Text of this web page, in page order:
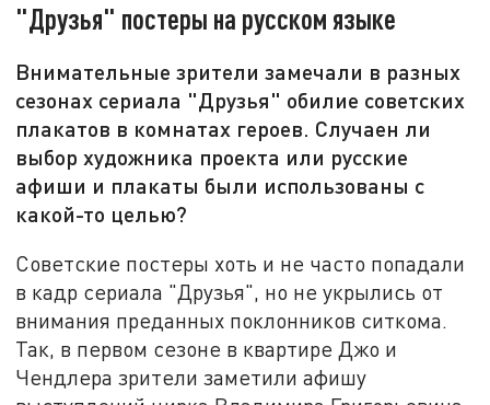
"Друзья" постеры на русском языке
Внимательные зрители замечали в разных
сезонах сериала "Друзья" обилие советских
плакатов в комнатах героев. Случаен ли
выбор художника проекта или русские
афиши и плакаты были использованы с
какой-то целью?
Советские постеры хоть и не часто попадали
в кадр сериала "Друзья", но не укрылись от
внимания преданных поклонников ситкома.
Так, в первом сезоне в квартире Джо и
Чендлера зрители заметили афишу